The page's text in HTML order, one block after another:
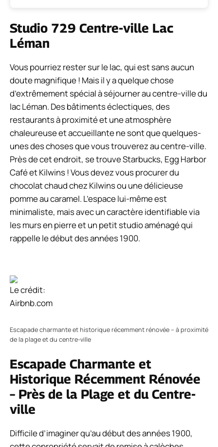
Studio 729 Centre-ville Lac
Léman
Vous pourriez rester sur le lac, qui est sans aucun
doute magnifique ! Mais il y a quelque chose
d’extrêmement spécial à séjourner au centre-ville du
lac Léman. Des bâtiments éclectiques, des
restaurants à proximité et une atmosphère
chaleureuse et accueillante ne sont que quelques-
unes des choses que vous trouverez au centre-ville.
Près de cet endroit, se trouve Starbucks, Egg Harbor
Café et Kilwins ! Vous devez vous procurer du
chocolat chaud chez Kilwins ou une délicieuse
pomme au caramel. L’espace lui-même est
minimaliste, mais avec un caractère identifiable via
les murs en pierre et un petit studio aménagé qui
rappelle le début des années 1900.
Le crédit:
Airbnb.com
Escapade charmante et historique récemment rénovée – à proximité
de la plage et du centre-ville
Escapade Charmante et
Historique Récemment Rénovée
– Près de la Plage et du Centre-
ville
Difficile d’imaginer qu’au début des années 1900,